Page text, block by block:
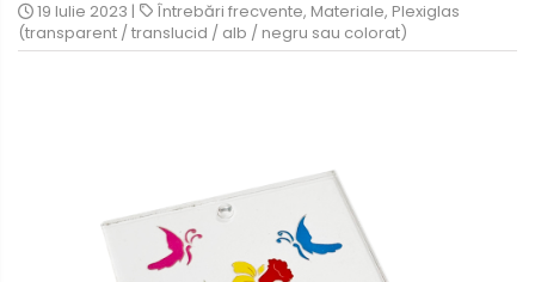
Metalex-ABS
Produs Configurabil
19 Iulie 2023 | Întrebări frecvente, Materiale, Plexiglas
(transparent / translucid / alb / negru sau colorat)